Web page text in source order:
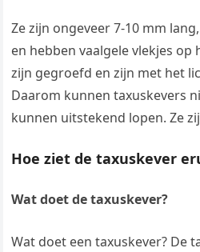
Ze zijn ongeveer 7-10 mm
en hebben vaalgele vlekjes op
zijn gegroefd en zijn met het
Daarom kunnen taxuskevers
kunnen uitstekend lopen. Ze
Hoe ziet de taxuskever
Wat doet de taxuskever?
Wat doet een taxuskever? De